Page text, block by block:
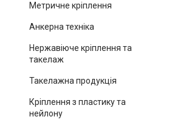
Метричне кріплення
Анкерна техніка
Нержавіюче кріплення та
такелаж
Такелажна продукція
Кріплення з пластику та
нейлону